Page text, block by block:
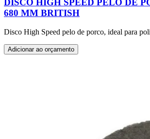
DISCO HIGH SPEED PELO DE
680 MM BRITISH
Disco High Speed pelo de porco, ideal para
Adicionar ao orçamento